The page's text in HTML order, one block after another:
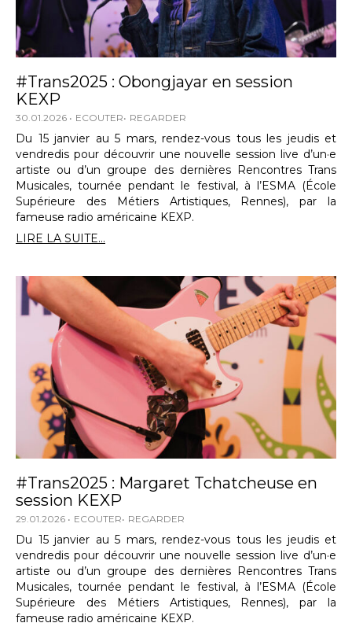
#Trans2025 : Obongjayar en session
KEXP
30.01.2026 ECOUTER REGARDER
Du 15 janvier au 5 mars, rendez-vous tous les jeudis et
vendredis pour découvrir une nouvelle session live d’un·e
artiste ou d’un groupe des dernières Rencontres Trans
Musicales, tournée pendant le festival, à l’ESMA (École
Supérieure des Métiers Artistiques, Rennes), par la
fameuse radio américaine KEXP.
LIRE LA SUITE...
#Trans2025 : Margaret Tchatcheuse en
session KEXP
29.01.2026 ECOUTER REGARDER
Du 15 janvier au 5 mars, rendez-vous tous les jeudis et
vendredis pour découvrir une nouvelle session live d’un·e
artiste ou d’un groupe des dernières Rencontres Trans
Musicales, tournée pendant le festival, à l’ESMA (École
Supérieure des Métiers Artistiques, Rennes), par la
fameuse radio américaine KEXP.